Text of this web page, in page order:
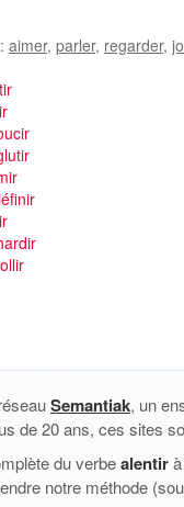
aimer, parler, regarder,
Semantiak, un
de 20 ans, ces sites
du verbealentir
notre méthode